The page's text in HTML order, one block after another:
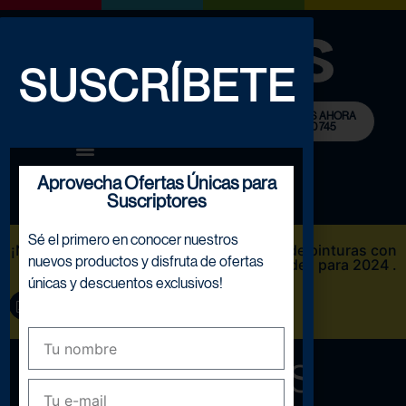
LLÁMANOS AHORA
932 780 745
¡NOVEDAD! Descarga Nuestro catálogo de pinturas con
las novedades para 2024 .
KIT BOBINAS
SUSCRÍBETE
Aprovecha Ofertas Únicas para
Suscriptores
Sé el primero en conocer nuestros
nuevos productos y disfruta de ofertas
únicas y descuentos exclusivos!